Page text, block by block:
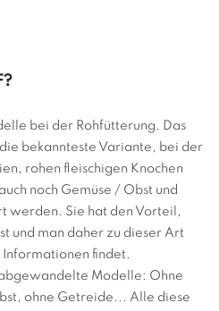
bei der Rohfütterung. Das
bekannteste Variante, bei der
rohen fleischigen Knochen
noch Gemüse / Obst und
werden. Sie hat den Vorteil,
und man daher zu dieser Art
findet.
Modelle: Ohne
ohne Getreide... Alle diese